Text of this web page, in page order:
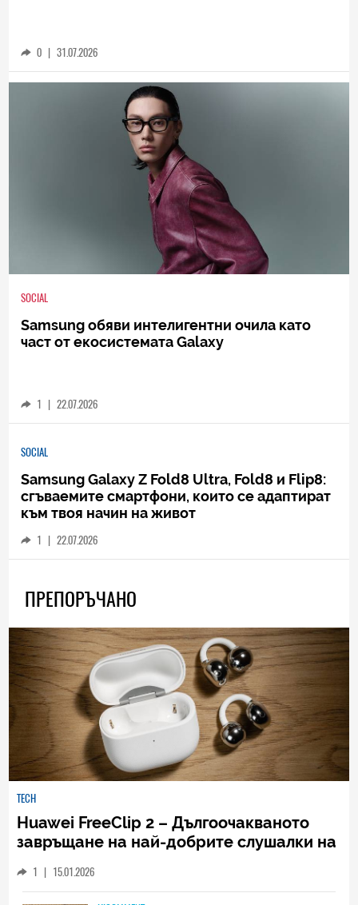
0 | 31.07.2026
SOCIAL
Samsung обяви интелигентни очила като
част от екосистемата Galaxy
1 | 22.07.2026
SOCIAL
Samsung Galaxy Z Fold8 Ultra, Fold8 и Flip8:
сгъваемите смартфони, които се адаптират
към твоя начин на живот
1 | 22.07.2026
ПРЕПОРЪЧАНО
TECH
Huawei FreeClip 2 – Дългоочакваното
завръщане на най-добрите слушалки на
1 | 15.01.2026